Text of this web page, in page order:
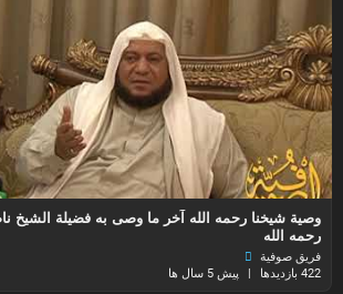
وصية شيخنا رحمه الله آخر ما وصى به فضيلة الشيخ
رحمه الله
فريق صوفية
422 بازدیدها
| پیش 5 سال ها